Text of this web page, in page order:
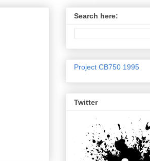
Search here:
Project CB750 1995
Twitter